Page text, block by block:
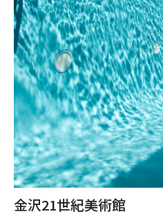
金沢21世紀美術館